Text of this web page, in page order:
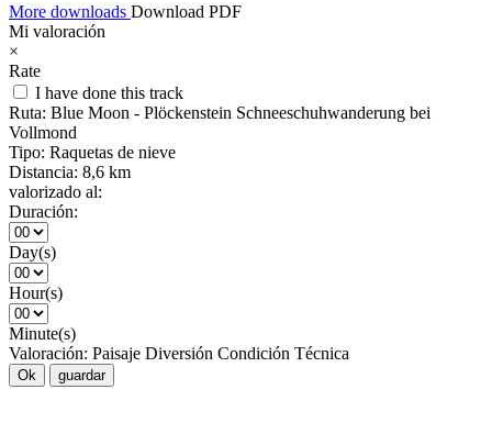
More downloads Download PDF
Mi valoración
×
Rate
I have done this track
Ruta: Blue Moon - Plöckenstein Schneeschuhwanderung bei
Vollmond
Tipo: Raquetas de nieve
Distancia: 8,6 km
valorizado al:
Duración:
Day(s)
Hour(s)
Minute(s)
Valoración: Paisaje Diversión Condición Técnica
Ok guardar